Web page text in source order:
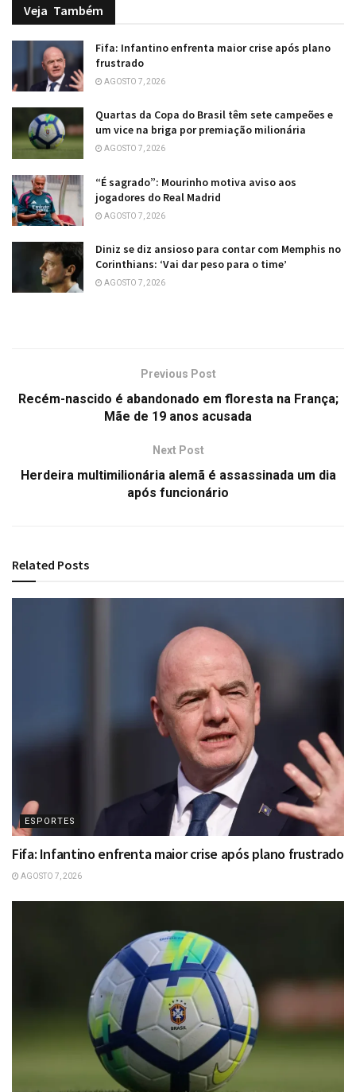
Veja Também
Fifa: Infantino enfrenta maior crise após plano
frustrado
AGOSTO 7, 2026
Quartas da Copa do Brasil têm sete campeões e
um vice na briga por premiação milionária
AGOSTO 7, 2026
“É sagrado”: Mourinho motiva aviso aos
jogadores do Real Madrid
AGOSTO 7, 2026
Diniz se diz ansioso para contar com Memphis no
Corinthians: ‘Vai dar peso para o time’
AGOSTO 7, 2026
Previous Post
Recém-nascido é abandonado em floresta na França;
Mãe de 19 anos acusada
Next Post
Herdeira multimilionária alemã é assassinada um dia
após funcionário
Related Posts
ESPORTES
Fifa: Infantino enfrenta maior crise após plano frustrado
AGOSTO 7, 2026